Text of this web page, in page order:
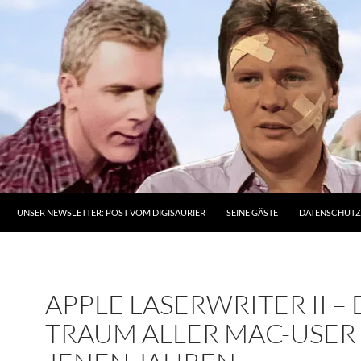
UNSER NEWSLETTER: POST VOM DIGISAURIER SEINE GÄSTE
APPLE LASERWRITER II –
TRAUM ALLER MAC-